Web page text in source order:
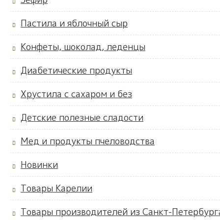
Пастила и яблочный сыр
Конфеты, шоколад, леденцы
Диабетические продукты
Хрустила с сахаром и без
Детские полезные сладости
Мед и продукты пчеловодства
Новинки
Товары Карелии
Товары производителей из Санкт-